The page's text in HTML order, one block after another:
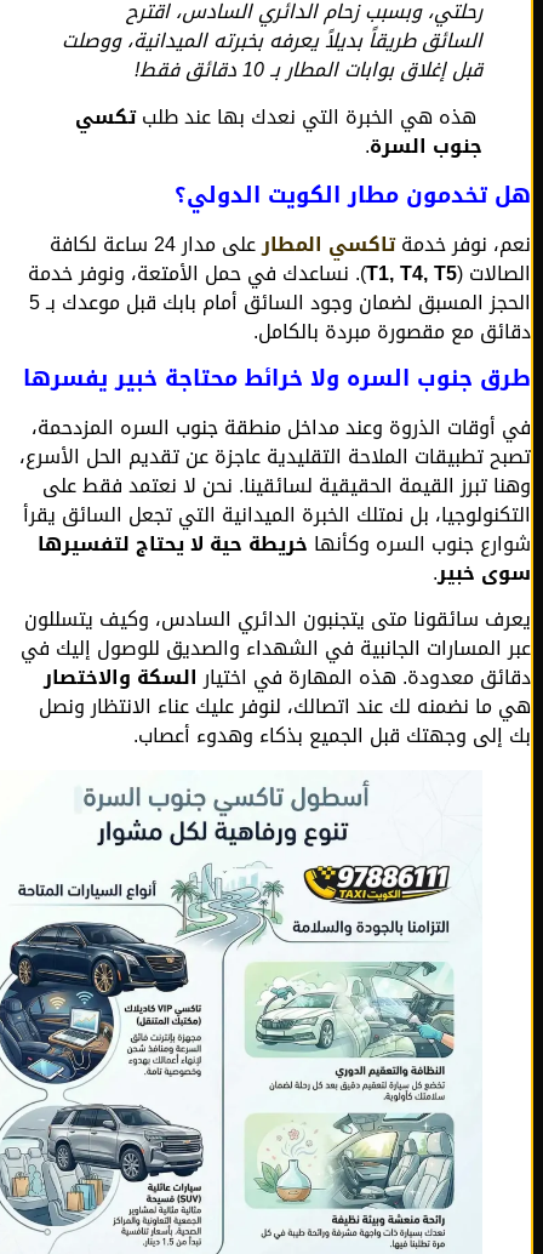
رحلتي، وبسبب زحام الدائري السادس، اقترح
السائق طريقاً بديلاً يعرفه بخبرته الميدانية، ووصلت
قبل إغلاق بوابات المطار بـ 10 دقائق فقط!
هذه هي الخبرة التي نعدك بها عند طلبتكسي
جنوب السرة.
تخدمون مطار الكويت الدولي؟
نوفر خدمةتاكسي المطار على مدار 24 ساعة لكافة
(
T1, T4, T5). نساعدك في حمل الأمتعة، ونوفر خدمة
الحجز المسبق لضمان وجود السائق أمام بابك قبل موعدك بـ 5
مع مقصورة مبردة بالكامل.
جنوب السره ولا خرائط محتاجة خبير يفسرها
الذروة وعند مداخل منطقة جنوب السره المزدحمة،
تطبيقات الملاحة التقليدية عاجزة عن تقديم الحل الأسرع،
تبرز القيمة الحقيقية لسائقينا. نحن لا نعتمد فقط على
بل نمتلك الخبرة الميدانية التي تجعل السائق يقرأ
جنوب السره وكأنهاخريطة حية لا يحتاج لتفسيرها
خبير .
سائقونا متى يتجنبون الدائري السادس، وكيف يتسللون
المسارات الجانبية في الشهداء والصديق للوصول إليك في
معدودة. هذه المهارة في اختيارالسكة والاختصار
نضمنه لك عند اتصالك، لنوفر عليك عناء الانتظار ونصل
وجهتك قبل الجميع بذكاء وهدوء أعصاب.